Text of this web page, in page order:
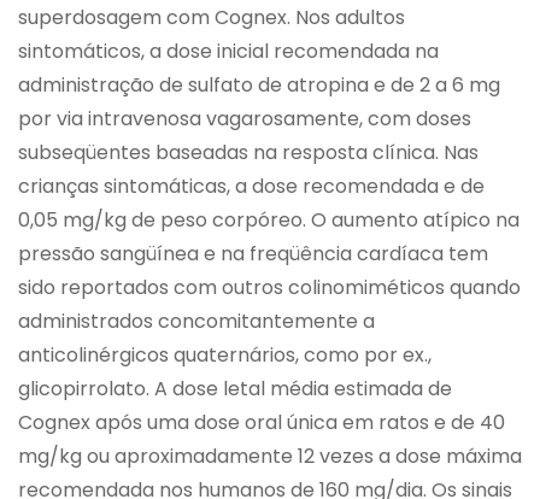
superdosagem com Cognex. Nos adultos
sintomáticos, a dose inicial recomendada na
administração de sulfato de atropina e de 2 a 6 mg
por via intravenosa vagarosamente, com doses
subseqüentes baseadas na resposta clínica. Nas
crianças sintomáticas, a dose recomendada e de
0,05 mg/kg de peso corpóreo. O aumento atípico na
pressão sangüínea e na freqüência cardíaca tem
sido reportados com outros colinomiméticos quando
administrados concomitantemente a
anticolinérgicos quaternários, como por ex.,
glicopirrolato. A dose letal média estimada de
Cognex após uma dose oral única em ratos e de 40
mg/kg ou aproximadamente 12 vezes a dose máxima
recomendada nos humanos de 160 mg/dia. Os sinais